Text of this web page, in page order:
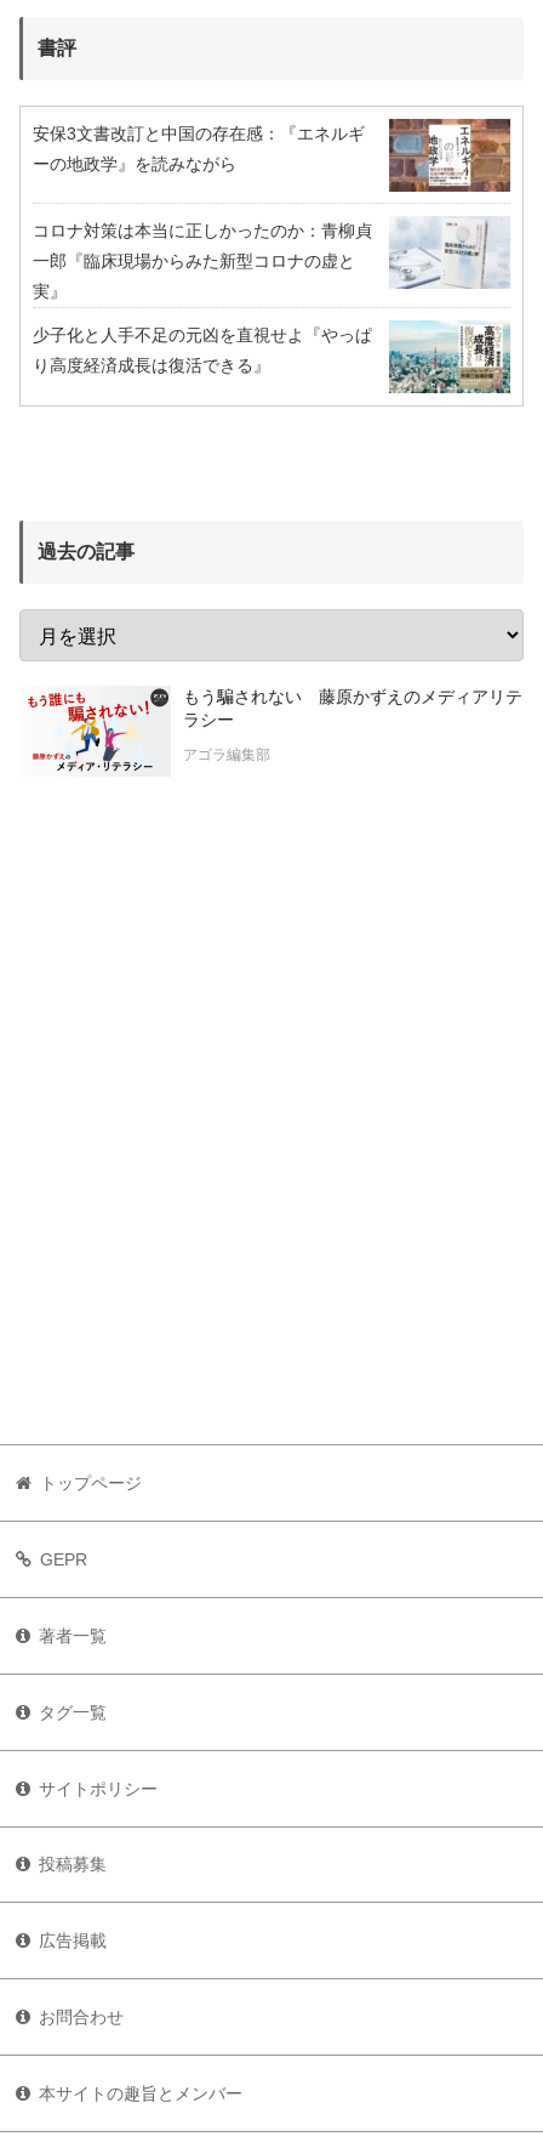
書評
安保3文書改訂と中国の存在感：『エネルギ
ーの地政学』を読みながら
コロナ対策は本当に正しかったのか：青柳貞
一郎『臨床現場からみた新型コロナの虚と
実』
少子化と人手不足の元凶を直視せよ『やっぱ
り高度経済成長は復活できる』
過去の記事
もう騙されない 藤原かずえのメディアリテ
ラシー
アゴラ編集部
トップページ
GEPR
著者一覧
タグ一覧
サイトポリシー
投稿募集
広告掲載
お問合わせ
本サイトの趣旨とメンバー